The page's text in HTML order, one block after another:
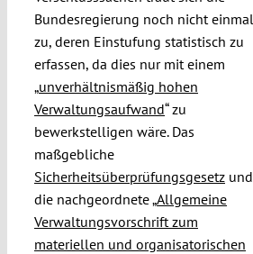
Bundesregierung noch nicht einmal
zu, deren Einstufung statistisch zu
erfassen, da dies nur mit einem
„unverhältnismäßig hohen
Verwaltungsaufwand“ zu
bewerkstelligen wäre. Das
maßgebliche
Sicherheitsüberprüfungsgesetzund
die nachgeordnete „Allgemeine
Verwaltungsvorschrift zum
materiellen und organisatorischen